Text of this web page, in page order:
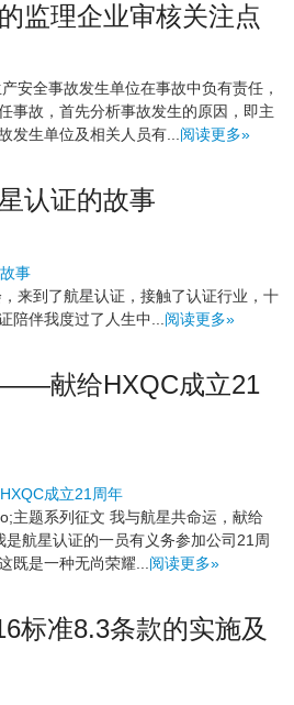
监理企业审核关注点
安全事故发生单位在事故中负有责任，
事故，首先分析事故发生的原因，即主
发生单位及相关人员有... 阅读更多»
认证的故事
来到了航星认证，接触了认证行业，十
陪伴我度过了人生中... 阅读更多»
献给HXQC成立21
主题系列征文 我与航星共命运，献给
航星认证的一员有义务参加公司21周
既是一种无尚荣耀... 阅读更多»
标准8.3条款的实施及